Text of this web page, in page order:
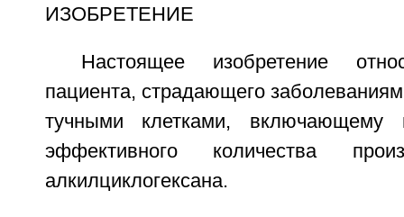
ИЗОБРЕТЕНИЕ
Настоящее изобретение
пациента, страдающего
тучными клетками, включающему
эффективного количества
алкилциклогексана.